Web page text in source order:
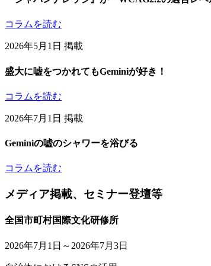
コラムを読む
2026年5月1日 掲載
盛大に嘘をつかれてもGeminiが好き！
コラムを読む
2026年7月1日 掲載
Geminiの嘘のシャワーを浴びる
コラムを読む
メディア掲載、セミナー登壇等
全国市町村国際文化研修所
2026年7月1日～2026年7月3日